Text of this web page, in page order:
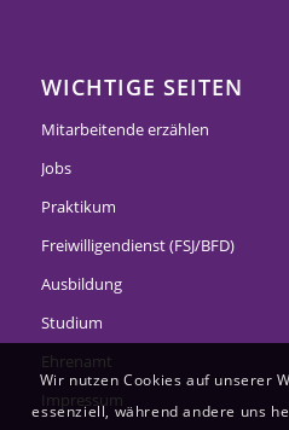
WICHTIGE SEITEN
Mitarbeitende erzählen
Jobs
Praktikum
Freiwilligendienst (FSJ/BFD)
Ausbildung
Studium
Ehrenamt
Impressum
Wir nutzen Cookies auf unserer
essenziell, während andere uns